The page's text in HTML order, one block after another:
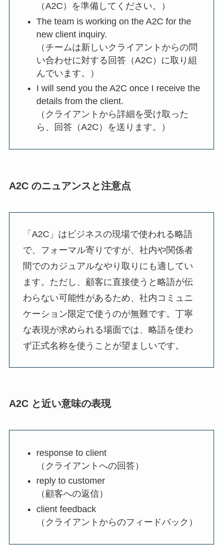
（A2C）を準備してください。）
The team is working on the A2C for the
new client inquiry.
（チームは新しいクライアントからの問
い合わせに対する回答（A2C）に取り組
んでいます。）
I will send you the A2C once I receive the
details from the client.
（クライアントから詳細を受け取った
ら、回答（A2C）を送ります。）
A2C のニュアンスと注意点
「A2C」はビジネスの現場で使われる略語
で、フォーマル寄りですが、社内や関係者
間でのカジュアルなやり取りにも適してい
ます。ただし、顧客に直接使うと略語が伝
わらない可能性があるため、社内コミュニ
ケーション限定で使うのが無難です。丁寧
な表現が求められる場面では、略語を使わ
ず正式名称を使うことが望ましいです。
A2C と近い意味の表現
response to client
（クライアントへの回答）
reply to customer
（顧客への返信）
client feedback
（クライアントからのフィードバック）